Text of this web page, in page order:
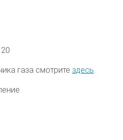
газа смотрите здесь